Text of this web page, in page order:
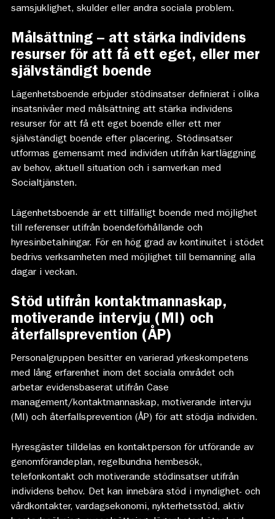
samsjuklighet, skulder eller andra sociala problem.
Målsättning – att stärka individens
resurser för att få ett eget, eller mer
självständigt boende
Lägenhetsboende erbjuder stödinsatser definierat i olika
insatsnivåer med målsättning att stärka individens
resurser för att få ett eget boende eller ett mer
självständigt boende efter placering. Stödinsatser
utformas gemensamt med individen utifrån kartläggning
av behov, aktuell situation och i samverkan med
Socialtjänsten.
Lägenhetsboende är ett tillfälligt boende med möjlighet
till referenser utifrån boendeförhållande och
hyresinbetalningar. För en hög grad av kontinuitet i stödet
bedrivs verksamheten med möjlighet till bemanning alla
dagar i veckan.
Stöd utifrån kontaktmannaskap,
motiverande intervju (MI) och
återfallsprevention (ÅP)
Personalgruppen besitter en varierad yrkeskompetens
med lång erfarenhet inom det sociala området och
arbetar evidensbaserat utifrån Case
management/kontaktmannaskap, motiverande intervju
(MI) och återfallsprevention (ÅP) för att stödja individen.
Hyresgäster tilldelas en kontaktperson för utförande av
genomförandeplan, regelbundna hembesök,
telefonkontakt och motiverande stödinsatser utifrån
individens behov. Det kan innebära stöd i myndighet- och
vårdkontakter, vardagsekonomi, nykterhetsstöd, aktiv